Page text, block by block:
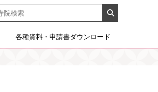
各種資料・申請書ダウンロード